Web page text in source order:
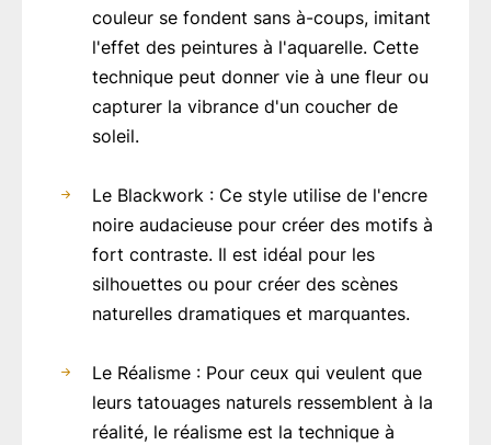
couleur se fondent sans à-coups, imitant
l'effet des peintures à l'aquarelle. Cette
technique peut donner vie à une fleur ou
capturer la vibrance d'un coucher de
soleil.
Le Blackwork : Ce style utilise de l'encre
noire audacieuse pour créer des motifs à
fort contraste. Il est idéal pour les
silhouettes ou pour créer des scènes
naturelles dramatiques et marquantes.
Le Réalisme : Pour ceux qui veulent que
leurs tatouages naturels ressemblent à la
réalité, le réalisme est la technique à